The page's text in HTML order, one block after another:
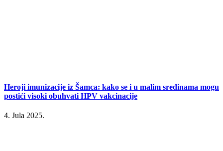
Heroji imunizacije iz Šamca: kako se i u malim sredinama mogu
postići visoki obuhvati HPV vakcinacije
4. Jula 2025.